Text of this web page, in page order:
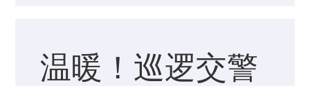
温暖！巡逻交警